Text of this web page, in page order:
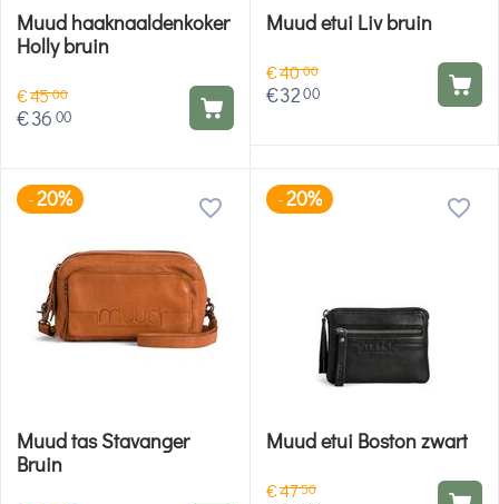
Muud haaknaaldenkoker
Holly bruin
€4500
€36 00
Muud etui Liv bruin
€4000
€3200
-20%
Muud tas Stavanger
Bruin
-20%
Muud etui Boston zwart
€4750